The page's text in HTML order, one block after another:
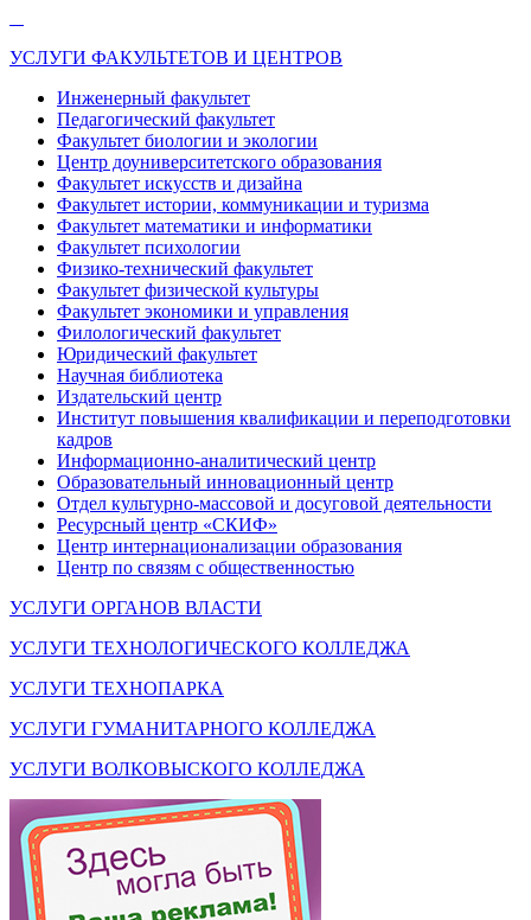
УСЛУГИ ФАКУЛЬТЕТОВ И ЦЕНТРОВ
Инженерный факультет
Педагогический факультет
Факультет биологии и экологии
Центр доуниверситетского образования
Факультет искусств и дизайна
Факультет истории, коммуникации и туризма
Факультет математики и информатики
Факультет психологии
Физико-технический факультет
Факультет физической культуры
Факультет экономики и управления
Филологический факультет
Юридический факультет
Научная библиотека
Издательский центр
Институт повышения квалификации и переподготовки
кадров
Информационно-аналитический центр
Образовательный инновационный центр
Отдел культурно-массовой и досуговой деятельности
Ресурсный центр «СКИФ»
Центр интернационализации образования
Центр по связям с общественностью
УСЛУГИ ОРГАНОВ ВЛАСТИ
УСЛУГИ ТЕХНОЛОГИЧЕСКОГО КОЛЛЕДЖА
УСЛУГИ ТЕХНОПАРКА
УСЛУГИ ГУМАНИТАРНОГО КОЛЛЕДЖА
УСЛУГИ ВОЛКОВЫСКОГО КОЛЛЕДЖА